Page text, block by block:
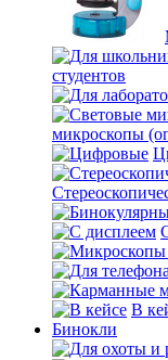
студентов
микроскопы
В
Бинокли